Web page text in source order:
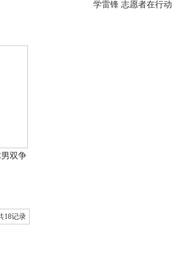
学雷锋 志愿者在行动
双争
18记录